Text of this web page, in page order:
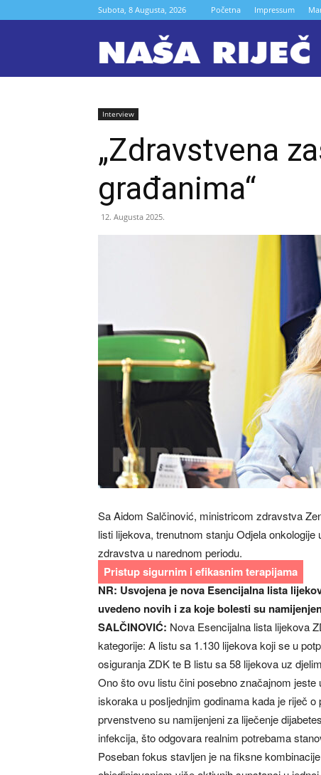
Subota, 8 Augusta, 2026 Početna Impressum
Interview
„Zdravstvena
građanima“
12. Augusta 2025.
Sa Aidom Salčinović, ministricom zdravstva
listi lijekova, trenutnom stanju Odjela
zdravstva u narednom periodu.
Pristup sigurnim i efikasnim terapijama
NR: Usvojena je nova Esencijalna lista
uvedeno novih i za koje bolesti su
SALČINOVIĆ: Nova Esencijalna lista lijekova
kategorije: A listu sa 1.130 lijekova koji se u
osiguranja ZDK te B listu sa 58 lijekova uz
Ono što ovu listu čini posebno značajnom
iskoraka u posljednjim godinama kada je riječ
prvenstveno su namijenjeni za liječenje
infekcija, što odgovara realnim potrebama
Poseban fokus stavljen je na fiksne